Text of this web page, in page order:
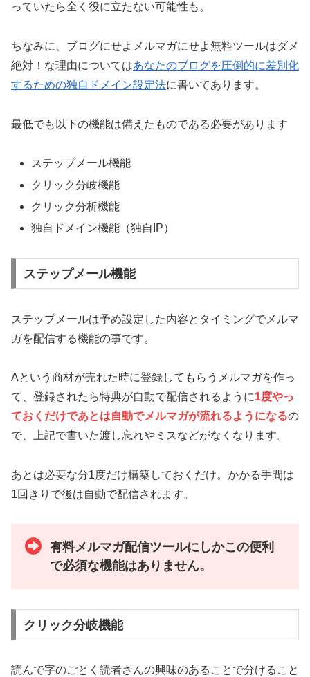
っていたら全く役に立たない可能性も。
ちなみに、ブログにせよメルマガにせよ無料ツールはダメ
絶対！な理由についてはあなたのブログを圧倒的に差別化
するための独自ドメイン設定法に書いてあります。
最低でも以下の機能は備えたものである必要があります
ステップメール機能
クリック分岐機能
クリック分析機能
独自ドメイン機能（独自IP）
ステップメール機能
ステップメールは予め設定した内容とタイミングでメルマ
ガを配信する機能の事です。
Aという商材が売れた時に登録してもらうメルマガを作っ
て、登録されたら特典が自動で配信されるように1度やっ
ておくだけであとは自動でメルマガが流れるようになるの
で、上記で書いた渡し忘れやミスなどがなくなります。
あとは必要な分1度だけ構築しておくだけ。かかる手間は
1回きりで後は自動で配信されます。
有料メルマガ配信ツールにしかこの便利
で必須な機能はありません。
クリック分岐機能
読んで字のごとく読者さんの興味のあることで分けること